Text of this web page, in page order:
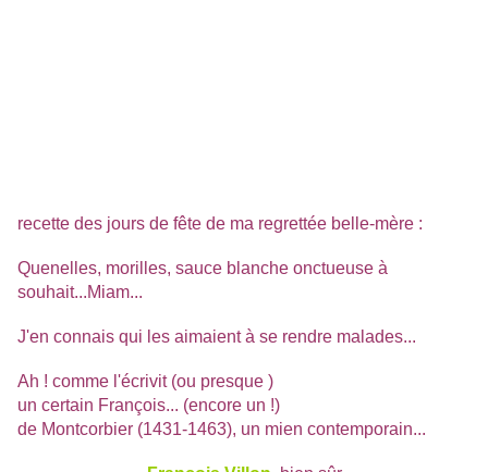
recette des jours de fête de ma regrettée belle-mère :
Quenelles, morilles, sauce blanche onctueuse à
souhait...Miam...
J'en connais qui les aimaient à se rendre malades...
Ah ! comme l'écrivit (ou presque )
un certain François... (encore un !)
de Montcorbier (1431-1463), un mien contemporain...